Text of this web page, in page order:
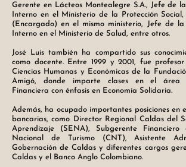
Gerente en Lácteos Montealegre S.A., Jefe de
Interno en el Ministerio de la Protección Social,
(Encargado) en el mismo ministerio, Jefe de
Interno en el Ministerio de Salud, entre otros.
José Luis también ha compartido sus
como docente. Entre 1999 y 2001, fue
Ciencias Humanas y Económicas de la
Amigó, donde imparte clases en el área
Financiera con énfasis en Economía Solidaria.
Además, ha ocupado importantes posiciones en
bancarias, como Director Regional Caldas del
Aprendizaje (SENA), Subgerente
Nacional de Turismo (CNT), Asistente
Gobernación de Caldas y diferentes cargos
Caldas y el Banco Anglo Colombiano.